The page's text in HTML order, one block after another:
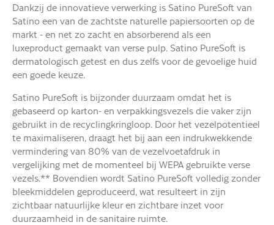
Dankzij de innovatieve verwerking is Satino PureSoft van
Satino een van de zachtste naturelle papiersoorten op de
markt - en net zo zacht en absorberend als een
luxeproduct gemaakt van verse pulp. Satino PureSoft is
dermatologisch getest en dus zelfs voor de gevoelige huid
een goede keuze.
Satino PureSoft is bijzonder duurzaam omdat het is
gebaseerd op karton- en verpakkingsvezels die vaker zijn
gebruikt in de recyclingkringloop. Door het vezelpotentieel
te maximaliseren, draagt het bij aan een indrukwekkende
vermindering van 80% van de vezelvoetafdruk in
vergelijking met de momenteel bij WEPA gebruikte verse
vezels.** Bovendien wordt Satino PureSoft volledig zonder
bleekmiddelen geproduceerd, wat resulteert in zijn
zichtbaar natuurlijke kleur en zichtbare inzet voor
duurzaamheid in de sanitaire ruimte.